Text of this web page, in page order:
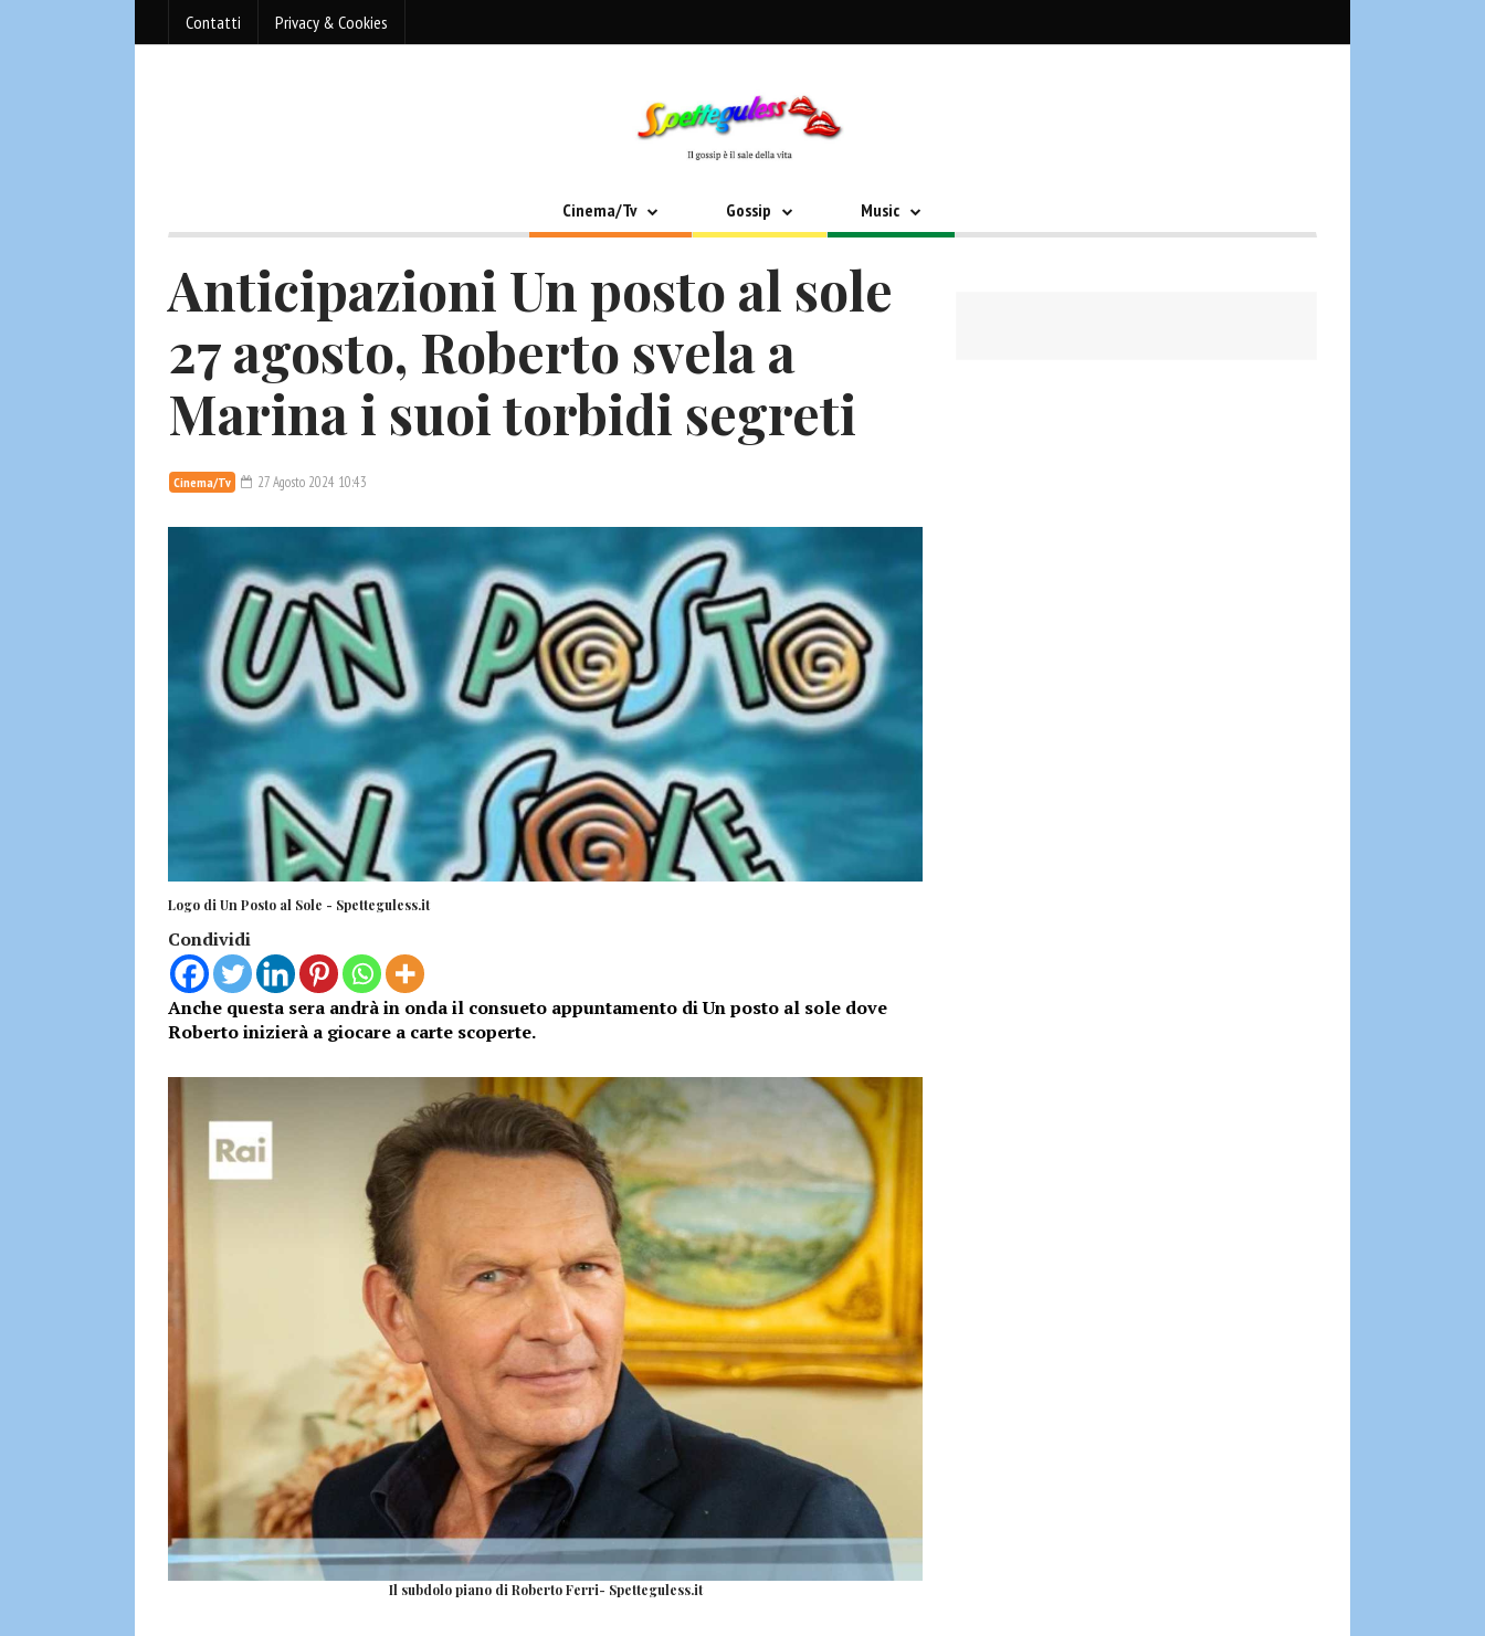
Contatti Privacy & Cookies
Cinema/Tv Gossip Music
Anticipazioni Un posto al sole
27 agosto, Roberto svela a
Marina i suoi torbidi segreti
Cinema/Tv 27 Agosto 2024 10:43
Logo di Un Posto al Sole - Spetteguless.it
Condividi
Anche questa sera andrà in onda il consueto appuntamento di Un posto al sole dove
Roberto inizierà a giocare a carte scoperte.
Il subdolo piano di Roberto Ferri- Spetteguless.it